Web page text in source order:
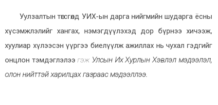
Уулзалтын төгсгөлд УИХ-ын дарга нийгмийн шударга ёсны
хүсэмжлэлийг хангах, нэмэгдүүлэхэд дор бүрнээ хичээж,
хуулиар хүлээсэн үүргээ биелүүлж ажиллах нь чухал гэдгийг
онцлон тэмдэглэлээгэж Улсын Их Хурлын Хэвлэл мэдээлэл,
олон нийттэй харилцах газраас мэдээллээ.